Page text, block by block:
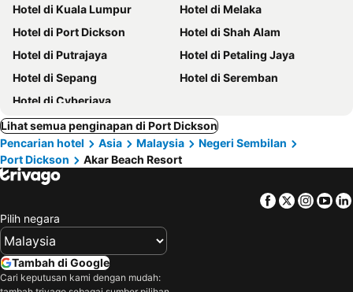
Hotel di Kuala Lumpur
Hotel di Melaka
Hotel di Port Dickson
Hotel di Shah Alam
Hotel di Putrajaya
Hotel di Petaling Jaya
Hotel di Sepang
Hotel di Seremban
Hotel di Cyberjaya
Lihat semua penginapan di Port Dickson
Pencarian hotel
Asia Malaysia
Negeri Sembilan
Port Dickson
Akar Beach Resort
Facebook
Twitter
Pilih negara
Tambah di Google
Cari keputusan kami dengan mudah: